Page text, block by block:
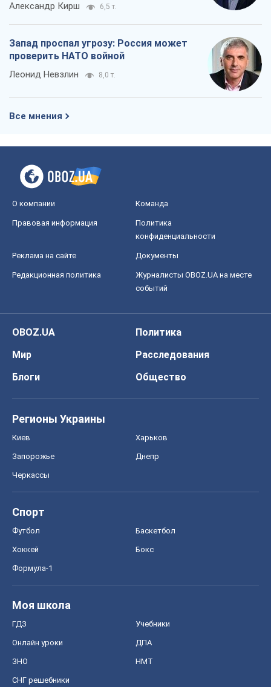
Александр Кирш 6,5 т.
Запад проспал угрозу: Россия может
проверить НАТО войной
Леонид Невзлин 8,0 т.
Все мнения
О компании Команда
Правовая информация
Политика
конфиденциальности
Реклама на сайте Документы
Редакционная политика
Журналисты OBOZ.UA на месте
событий
OBOZ.UA
Политика
Мир
Расследования
Блоги
Общество
Регионы Украины
Киев Харьков
Запорожье Днепр
Черкассы
Спорт
Футбол Баскетбол
Хоккей Бокс
Формула-1
Моя школа
ГДЗ Учебники
Онлайн уроки ДПА
ЗНО НМТ
СНГ решебники